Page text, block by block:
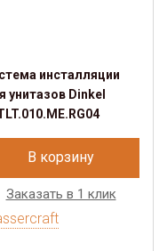
инсталляции
унитазов Dinkel
В корзину
Заказать в 1 клик